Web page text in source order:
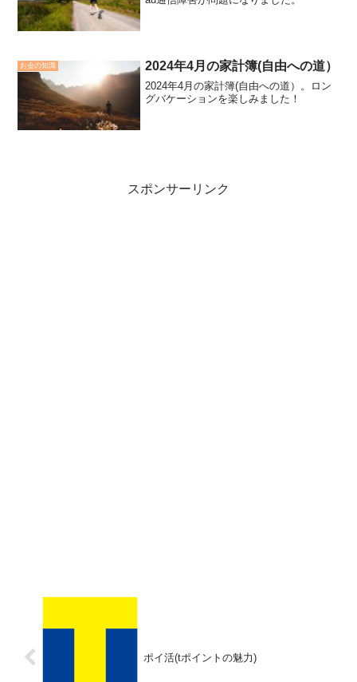
お金の知識 2024年4月の家計簿(自由への道）
2024年4月の家計簿(自由への道）。ロン
グバケーションを楽しみました！
スポンサーリンク
ポイ活(tポイントの魅力)